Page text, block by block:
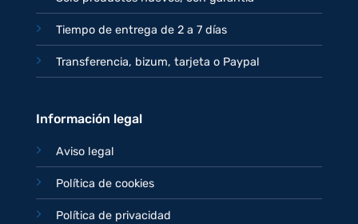
Tiempo de entrega de 2 a 7 días
Transferencia, bizum, tarjeta o Paypal
Información legal
Aviso legal
Política de cookies
Política de privacidad